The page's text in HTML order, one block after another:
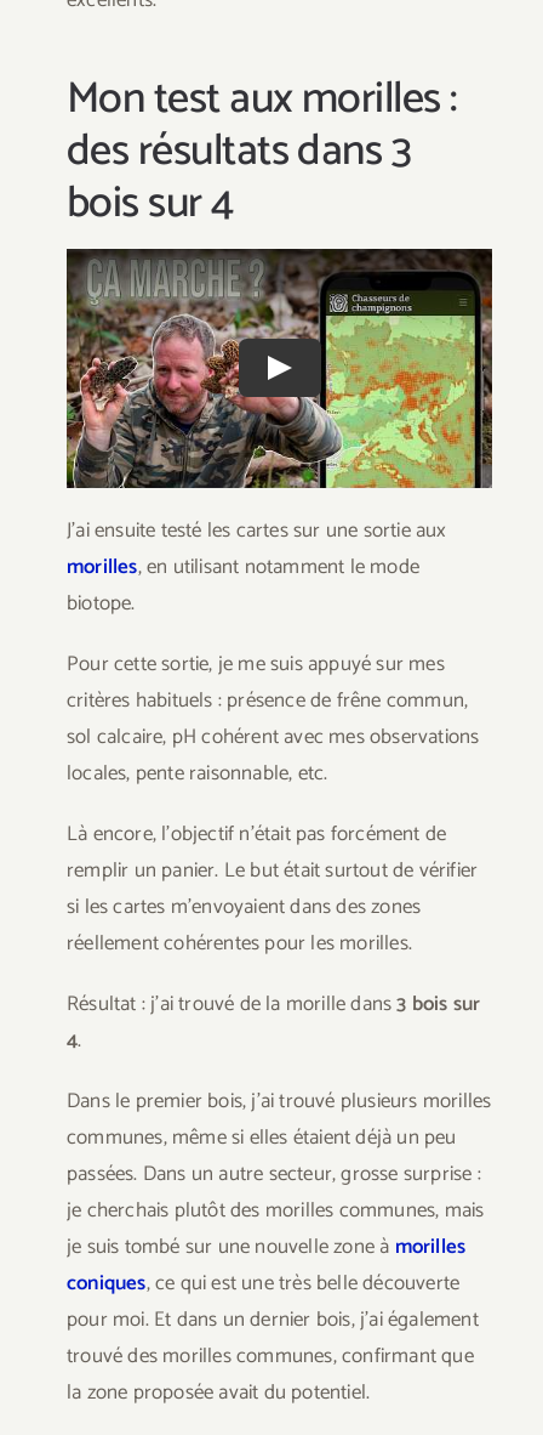
Mon test aux morilles :
des résultats dans 3
bois sur 4
Play
J’ai ensuite testé les cartes sur une sortie aux
morilles, en utilisant notamment le mode
biotope.
Pour cette sortie, je me suis appuyé sur mes
critères habituels : présence de frêne commun,
sol calcaire, pH cohérent avec mes observations
locales, pente raisonnable, etc.
Là encore, l’objectif n’était pas forcément de
remplir un panier. Le but était surtout de vérifier
si les cartes m’envoyaient dans des zones
réellement cohérentes pour les morilles.
Résultat : j’ai trouvé de la morille dans3 bois sur
4.
Dans le premier bois, j’ai trouvé plusieurs morilles
communes, même si elles étaient déjà un peu
passées. Dans un autre secteur, grosse surprise :
je cherchais plutôt des morilles communes, mais
je suis tombé sur une nouvelle zone à morilles
coniques, ce qui est une très belle découverte
pour moi. Et dans un dernier bois, j’ai également
trouvé des morilles communes, confirmant que
la zone proposée avait du potentiel.